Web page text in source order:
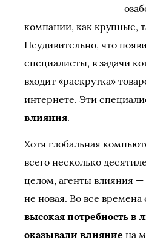
компании, как крупные,
Неудивительно, что
специалисты, в задачи
входит «раскрутка»
интернете. Эти
влияния.
Хотя глобальная
всего несколько
целом, агенты влияния
не новая. Во все времена
высокая потребность в
оказывали влияние на